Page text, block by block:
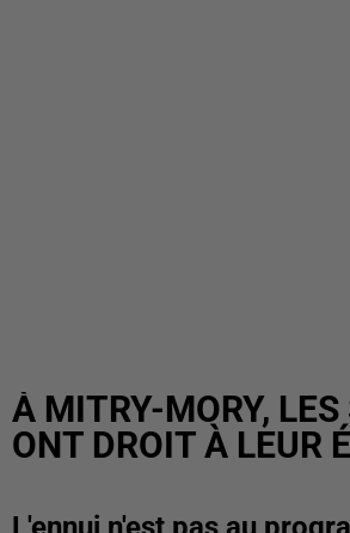
À MITRY-MORY, LES
ONT DROIT À LEUR